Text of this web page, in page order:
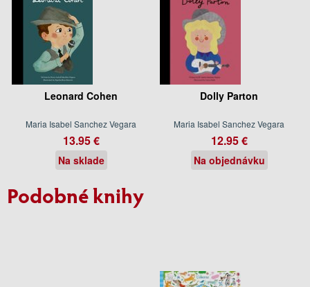
Leonard Cohen
Maria Isabel Sanchez Vegara
13.95 €
Na sklade
Dolly Parton
Maria Isabel Sanchez Vegara
12.95 €
Na objednávku
Podobné knihy